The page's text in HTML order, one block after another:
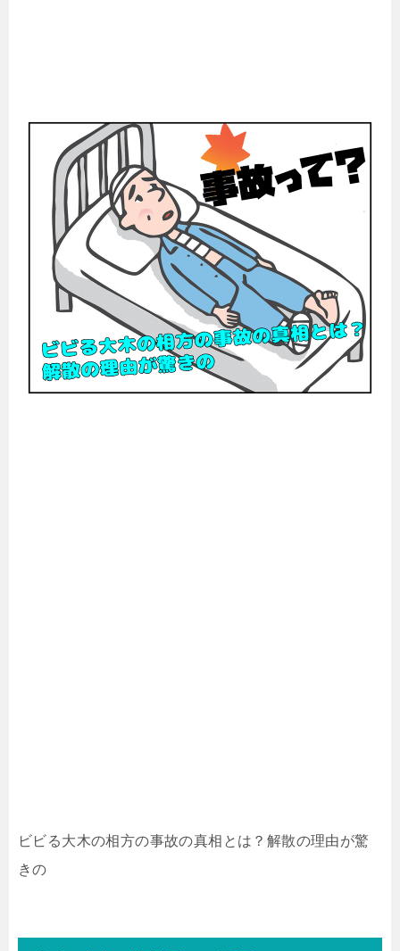
ビビる大木の相方の事故の真相とは？解散の理由が驚
きの